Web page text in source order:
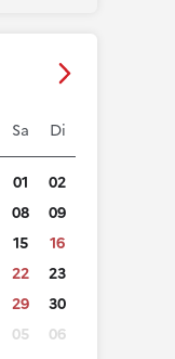
Sa Di
01
02
08
09
15
16
22
23
29
30
05 06